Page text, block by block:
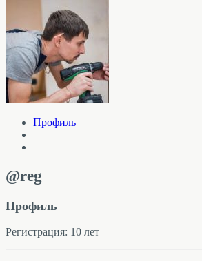
Профиль
@reg
Профиль
Регистрация: 10 лет